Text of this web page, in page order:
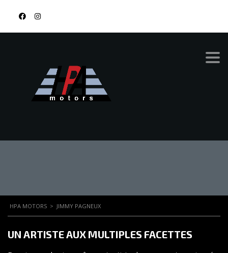
HPA MOTORS > JIMMY PAGNEUX
UN ARTISTE AUX MULTIPLES FACETTES